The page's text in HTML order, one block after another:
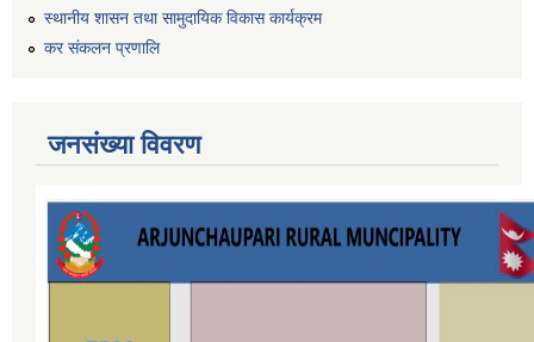
स्थानीय शासन तथा सामुदायिक विकास कार्यक्रम
कर स‌ंकलन प्रणालि
जनसंख्या विवरण